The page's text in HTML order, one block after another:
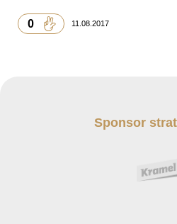
0 11.08.2017
Sponsor